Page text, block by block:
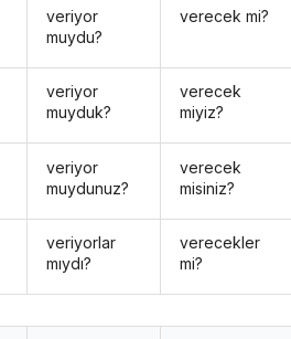
veriyor
muydu?
veriyor
muyduk?
veriyor
muydunuz?
veriyorlar
mıydı?
verecek mi?
verecek
miyiz?
verecek
misiniz?
verecekler
mi?